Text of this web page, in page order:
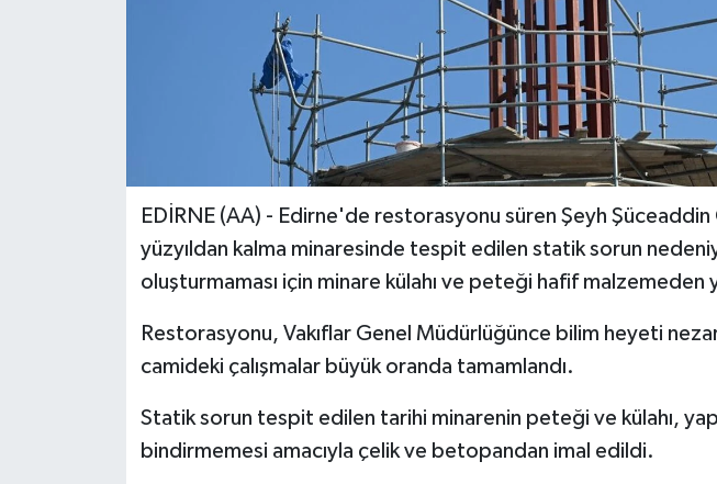
EDİRNE (AA) - Edirne'de restorasyonu süren Şeyh Şüceaddin
yüzyıldan kalma minaresinde tespit edilen statik sorun
oluşturmaması için minare külahı ve peteği hafif malzemeden
Restorasyonu, Vakıflar Genel Müdürlüğünce bilim heyeti
camideki çalışmalar büyük oranda tamamlandı.
Statik sorun tespit edilen tarihi minarenin peteği ve külahı,
bindirmemesi amacıyla çelik ve betopandan imal edildi.